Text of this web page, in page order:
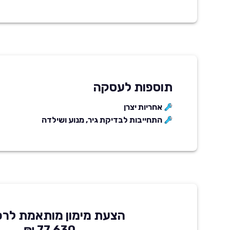
תוספות לעסקה
אחריות יצרן
התחייבות לבדיקת גיר, מנוע ושילדה
הצעת מימון מותאמת